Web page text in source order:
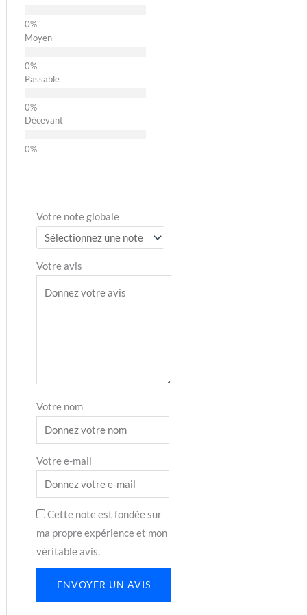
Moyen
Passable
Décevant
Votre note globale
Votre avis
Votre nom
Votre e-mail
Cette note est fondée sur
ma propre expérience et mon
véritable avis.
ENVOYER UN AVIS